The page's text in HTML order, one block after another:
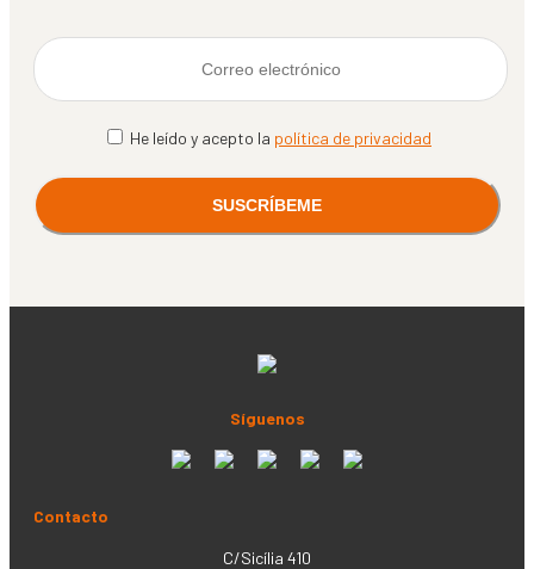
He leído y acepto la política de privacidad
Síguenos
Contacto
C/Sicília 410